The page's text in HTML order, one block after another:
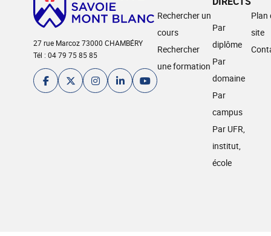
27 rue Marcoz 73000 CHAMBÉRY
Tél : 04 79 75 85 85
Rechercher un
cours
Rechercher
une formation
Par
diplôme
Par
domaine
Par
campus
Par UFR,
institut,
école
Plan
site